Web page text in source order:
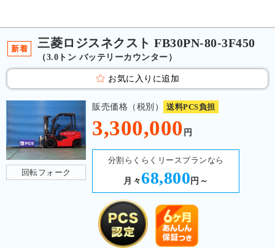
新着 三菱ロジスネクスト FB30PN-80-3F450
（3.0トン バッテリーカウンター）
お気に入りに追加
回転フォーク
販売価格（税別） 送料PCS負担
3,300,000 円
分割らくらくリースプランなら
月々 68,800 円～